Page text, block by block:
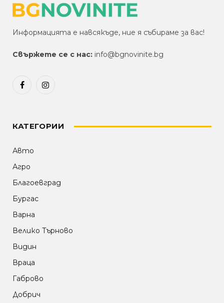
Информацията е навсякъде, ние я събираме за вас!
Свържете се с нас: info@bgnovinite.bg
FacebookInstagram
КАТЕГОРИИ
Авто
Агро
Благоевград
Бургас
Варна
Велико Търново
Видин
Враца
Габрово
Добрич